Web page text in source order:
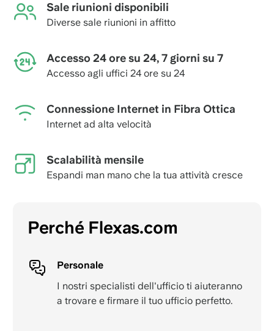
Sale riunioni disponibili
Diverse sale riunioni in affitto
Accesso 24 ore su 24, 7 giorni su 7
Accesso agli uffici 24 ore su 24
Connessione Internet in Fibra Ottica
Internet ad alta velocità
Scalabilità mensile
Espandi man mano che la tua attività cresce
Perché Flexas.com
Personale
I nostri specialisti dell'ufficio ti aiuteranno
a trovare e firmare il tuo ufficio perfetto.